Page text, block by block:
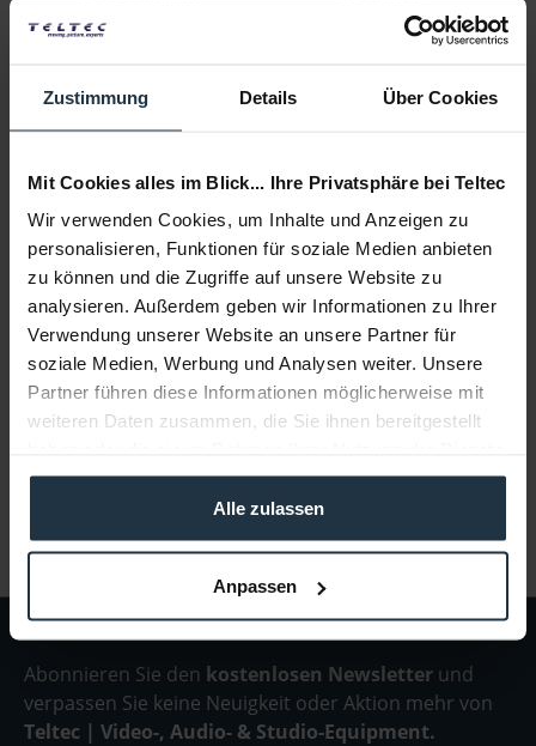
Zustimmung Details Über Cookies
Mit Cookies alles im Blick... Ihre Privatsphäre bei Teltec
Wir verwenden Cookies, um Inhalte und Anzeigen zu
personalisieren, Funktionen für soziale Medien anbieten
zu können und die Zugriffe auf unsere Website zu
analysieren. Außerdem geben wir Informationen zu Ihrer
Verwendung unserer Website an unsere Partner für
soziale Medien, Werbung und Analysen weiter. Unsere
Partner führen diese Informationen möglicherweise mit
weiteren Daten zusammen, die Sie ihnen bereitgestellt
gesammelt haben.
Alle zulassen
Anpassen
In den Warenkorb
Beschreibung
12 x Windschutz für ECM-77, sechs Farben
Beratung
Medien
Infos zu Hersteller & Produktsicherheit
Folgende Infos zum Hersteller sind verfübar......mehr
Abonnieren Sie den kostenlosen Newsletter und
verpassen Sie keine Neuigkeit oder Aktion mehr von
Teltec | Video-, Audio- & Studio-Equipment.